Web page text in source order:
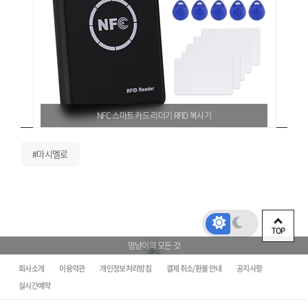
TOP
NFC 스마트 카드 리더기 RFID 복사기
#마시멜로
멍냥이의 모든 것
회사소개 이용약관 개인정보처리방침 결제 취소/환불 안내
공지사항
실시간예약